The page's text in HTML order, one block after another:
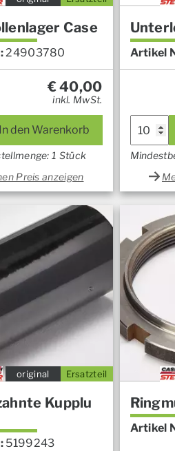
Case
24903780
€40,00
inkl. MwSt.
In den Warenkorb
1 Stück
Preis anzeigen
Artikel
Ersatzteil
original
Kupplu
5199243
Artikel